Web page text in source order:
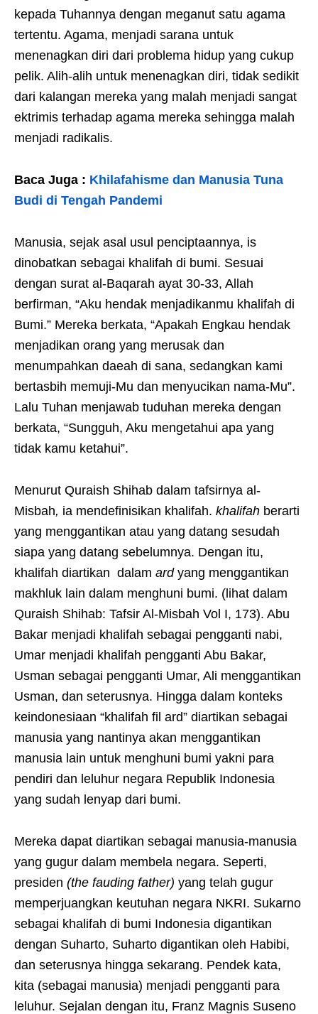
kepada Tuhannya dengan meganut satu agama
tertentu. Agama, menjadi sarana untuk
menenagkan diri dari problema hidup yang cukup
pelik. Alih-alih untuk menenagkan diri, tidak sedikit
dari kalangan mereka yang malah menjadi sangat
ektrimis terhadap agama mereka sehingga malah
menjadi radikalis.
Baca Juga : Khilafahisme dan Manusia Tuna
Budi di Tengah Pandemi
Manusia, sejak asal usul penciptaannya, is
dinobatkan sebagai khalifah di bumi. Sesuai
dengan surat al-Baqarah ayat 30-33, Allah
berfirman, “Aku hendak menjadikanmu khalifah di
Bumi.” Mereka berkata, “Apakah Engkau hendak
menjadikan orang yang merusak dan
menumpahkan daeah di sana, sedangkan kami
bertasbih memuji-Mu dan menyucikan nama-Mu”.
Lalu Tuhan menjawab tuduhan mereka dengan
berkata, “Sungguh, Aku mengetahui apa yang
tidak kamu ketahui”.
Menurut Quraish Shihab dalam tafsirnya al-
Misbah, ia mendefinisikan khalifah. khalifah berarti
yang menggantikan atau yang datang sesudah
siapa yang datang sebelumnya. Dengan itu,
khalifah diartikan dalam ardyang menggantikan
makhluk lain dalam menghuni bumi. (lihat dalam
Quraish Shihab: Tafsir Al-Misbah Vol I, 173). Abu
Bakar menjadi khalifah sebagai pengganti nabi,
Umar menjadi khalifah pengganti Abu Bakar,
Usman sebagai pengganti Umar, Ali menggantikan
Usman, dan seterusnya. Hingga dalam konteks
keindonesiaan “khalifah fil ard” diartikan sebagai
manusia yang nantinya akan menggantikan
manusia lain untuk menghuni bumi yakni para
pendiri dan leluhur negara Republik Indonesia
yang sudah lenyap dari bumi.
Mereka dapat diartikan sebagai manusia-manusia
yang gugur dalam membela negara. Seperti,
presiden (the fauding father) yang telah gugur
memperjuangkan keutuhan negara NKRI. Sukarno
sebagai khalifah di bumi Indonesia digantikan
dengan Suharto, Suharto digantikan oleh Habibi,
dan seterusnya hingga sekarang. Pendek kata,
kita (sebagai manusia) menjadi pengganti para
leluhur. Sejalan dengan itu, Franz Magnis Suseno